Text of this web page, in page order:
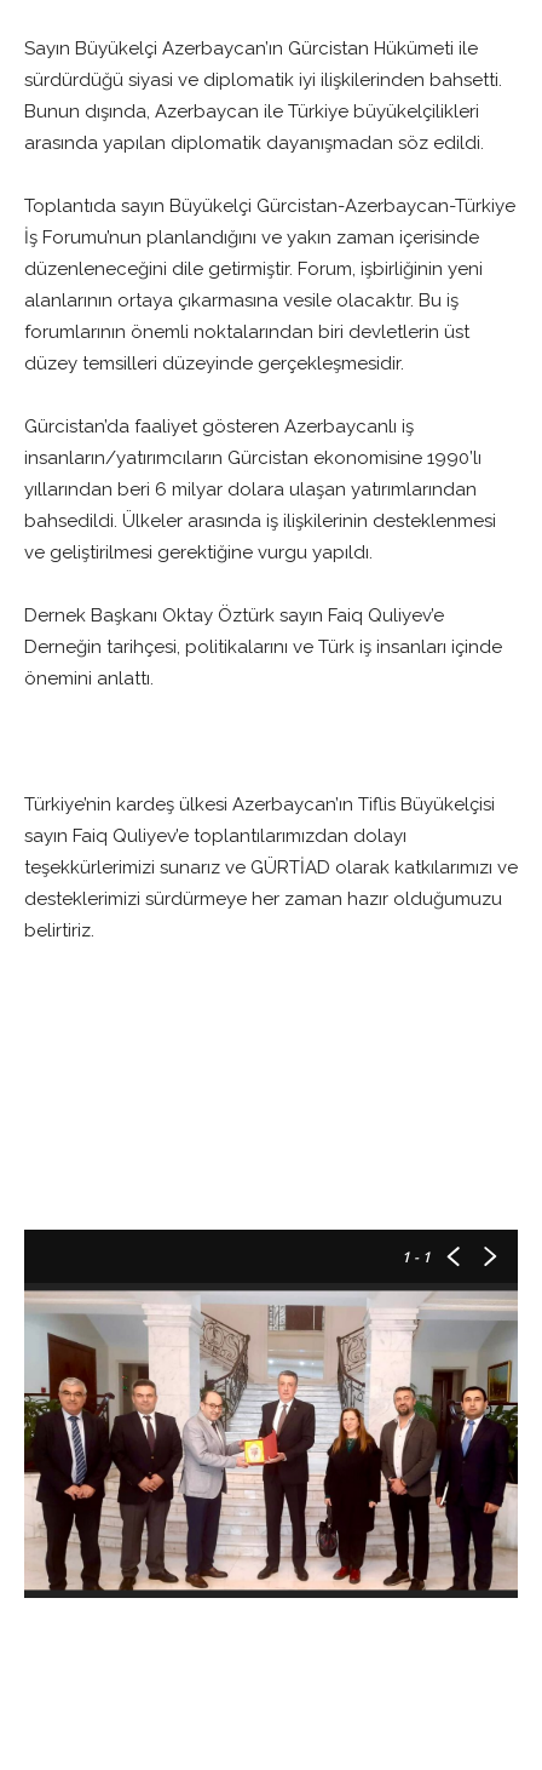
Sayın Büyükelçi Azerbaycan’ın Gürcistan Hükümeti ile
sürdürdüğü siyasi ve diplomatik iyi ilişkilerinden bahsetti.
Bunun dışında, Azerbaycan ile Türkiye büyükelçilikleri
arasında yapılan diplomatik dayanışmadan söz edildi.
Toplantıda sayın Büyükelçi Gürcistan-Azerbaycan-Türkiye
İş Forumu’nun planlandığını ve yakın zaman içerisinde
düzenleneceğini dile getirmiştir. Forum, işbirliğinin yeni
alanlarının ortaya çıkarmasına vesile olacaktır. Bu iş
forumlarının önemli noktalarından biri devletlerin üst
düzey temsilleri düzeyinde gerçekleşmesidir.
Gürcistan’da faaliyet gösteren Azerbaycanlı iş
insanların/yatırımcıların Gürcistan ekonomisine 1990’lı
yıllarından beri 6 milyar dolara ulaşan yatırımlarından
bahsedildi. Ülkeler arasında iş ilişkilerinin desteklenmesi
ve geliştirilmesi gerektiğine vurgu yapıldı.
Dernek Başkanı Oktay Öztürk sayın Faiq Quliyev’e
Derneğin tarihçesi, politikalarını ve Türk iş insanları içinde
önemini anlattı.
Türkiye’nin kardeş ülkesi Azerbaycan’ın Tiflis Büyükelçisi
sayın Faiq Quliyev’e toplantılarımızdan dolayı
teşekkürlerimizi sunarız ve GÜRTİAD olarak katkılarımızı ve
desteklerimizi sürdürmeye her zaman hazır olduğumuzu
belirtiriz.
1 - 1